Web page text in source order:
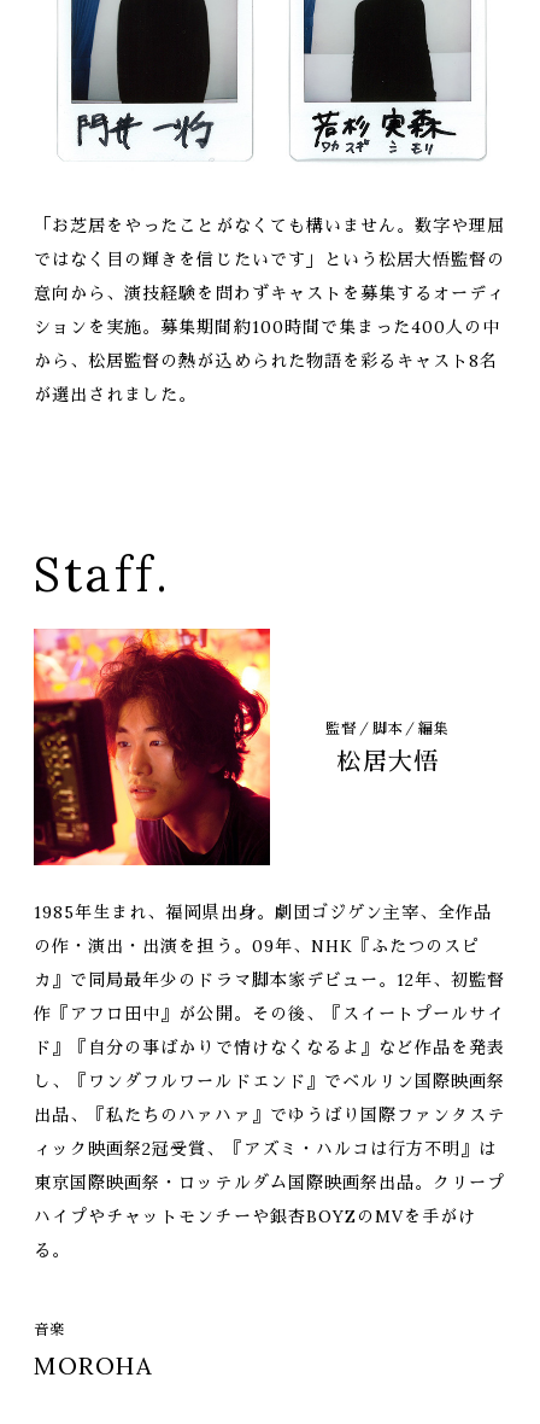
「お芝居をやったことがなくても構いません。数字や理屈
ではなく目の輝きを信じたいです」という松居大悟監督の
意向から、演技経験を問わずキャストを募集するオーディ
ションを実施。募集期間約100時間で集まった400人の中
から、松居監督の熱が込められた物語を彩るキャスト8名
が選出されました。
Staff.
監督／脚本／編集
松居大悟
1985年生まれ、福岡県出身。劇団ゴジゲン主宰、全作品
の作・演出・出演を担う。09年、NHK『ふたつのスピ
カ』で同局最年少のドラマ脚本家デビュー。12年、初監督
作『アフロ田中』が公開。その後、『スイートプールサイ
ド』『自分の事ばかりで情けなくなるよ』など作品を発表
し、『ワンダフルワールドエンド』でベルリン国際映画祭
出品、『私たちのハァハァ』でゆうばり国際ファンタステ
ィック映画祭2冠受賞、『アズミ・ハルコは行方不明』は
東京国際映画祭・ロッテルダム国際映画祭出品。クリープ
ハイプやチャットモンチーや銀杏BOYZのMVを手がけ
る。
音楽
MOROHA